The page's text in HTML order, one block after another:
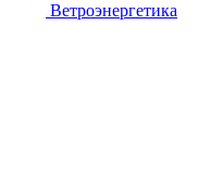
Ветроэнергетика